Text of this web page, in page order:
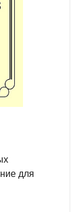
для
В.И.